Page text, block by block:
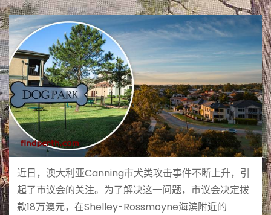
近日，澳大利亚Canning市犬类攻击事件不断上升，引
起了市议会的关注。为了解决这一问题，市议会决定拨
款18万澳元，在Shelley-Rossmoyne海滨附近的